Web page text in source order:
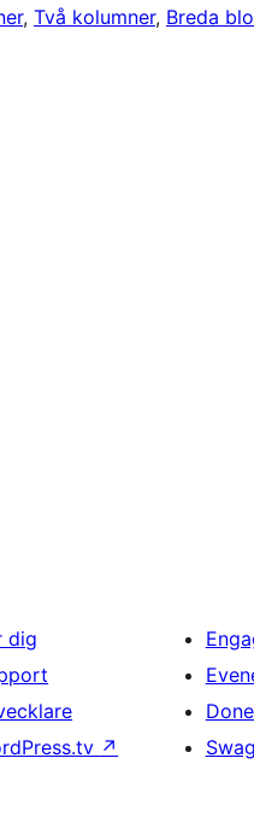
, Två kolumner, Breda
dig
↗
Swag